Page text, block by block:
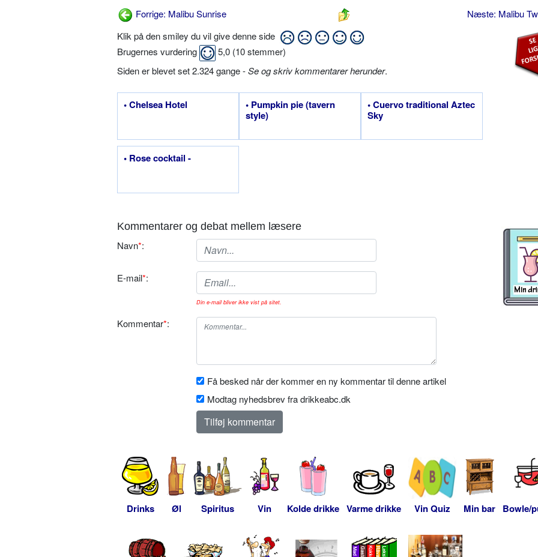
Forrige: Malibu Sunrise
Næste: Malibu
Klik på den smiley du vil give denne side
Brugernes vurdering
5,0 (10stemmer)
Siden er blevet set 2.324 gange -Se og skriv kommentarer herunder.
• Chelsea Hotel
• Pumpkin pie (tavern
style)
• Cuervo traditional Aztec
Sky
• Rose cocktail -
Kommentarer og debat mellem læsere
Navn*:
E-mail*:
Din e-mail bliver ikke vist på sitet.
Kommentar*:
Få besked når der kommer en ny kommentar til denne artikel
Modtag nyhedsbrev fra drikkeabc.dk
Drinks Øl Spiritus Vin Kolde drikke Varme drikke Vin Quiz Min bar Bowle/